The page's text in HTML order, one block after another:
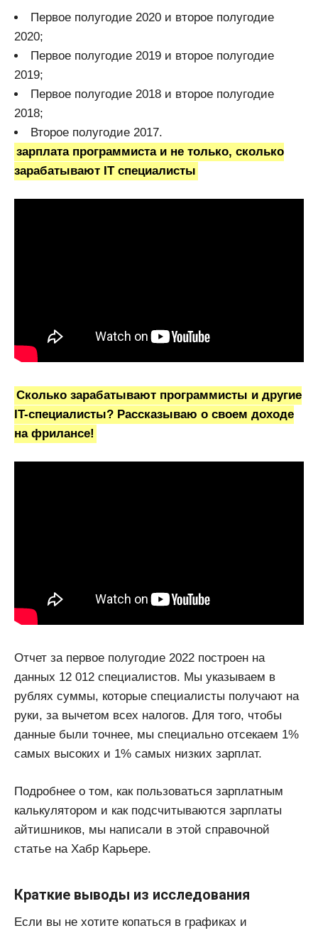
Первое полугодие 2020 и второе полугодие
2020;
Первое полугодие 2019 и второе полугодие
2019;
Первое полугодие 2018 и второе полугодие
2018;
Второе полугодие 2017.
зарплата программиста и не только, сколько
зарабатывают IT специалисты
Сколько зарабатывают программисты и другие
IT-специалисты? Рассказываю о своем доходе
на фрилансе!
Отчет за первое полугодие 2022 построен на
данных 12 012 специалистов. Мы указываем в
рублях суммы, которые специалисты получают на
руки, за вычетом всех налогов. Для того, чтобы
данные были точнее, мы специально отсекаем 1%
самых высоких и 1% самых низких зарплат.
Подробнее о том, как пользоваться зарплатным
калькулятором и как подсчитываются зарплаты
айтишников, мы написали в этой справочной
статье на Хабр Карьере.
Краткие выводы из исследования
Если вы не хотите копаться в графиках и